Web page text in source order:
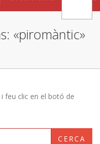
«piromàntic»
feu clic en el botó de
CERCA